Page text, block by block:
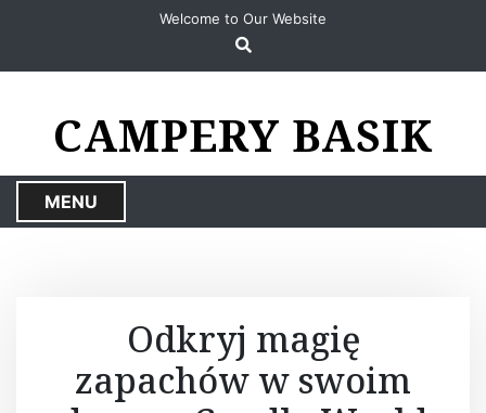
Welcome to Our Website
CAMPERY BASIK
MENU
Odkryj magię
zapachów w swoim